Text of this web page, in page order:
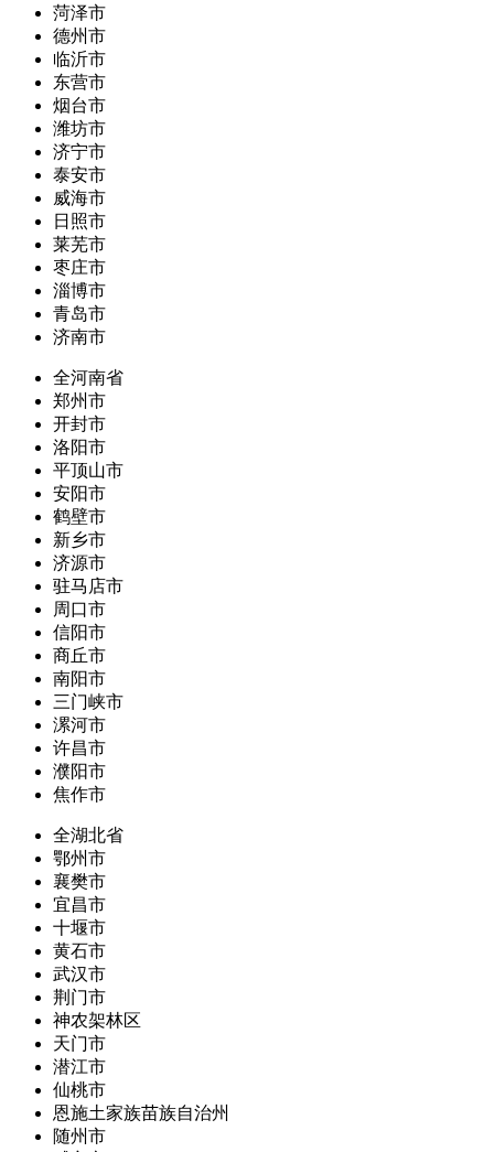
菏泽市
德州市
临沂市
东营市
烟台市
潍坊市
济宁市
泰安市
威海市
日照市
莱芜市
枣庄市
淄博市
青岛市
济南市
全河南省
郑州市
开封市
洛阳市
平顶山市
安阳市
鹤壁市
新乡市
济源市
驻马店市
周口市
信阳市
商丘市
南阳市
三门峡市
漯河市
许昌市
濮阳市
焦作市
全湖北省
鄂州市
襄樊市
宜昌市
十堰市
黄石市
武汉市
荆门市
神农架林区
天门市
潜江市
仙桃市
恩施土家族苗族自治州
随州市